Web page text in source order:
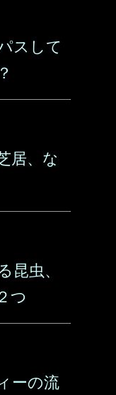
スして
居、な
昆虫、
つ
ーの流